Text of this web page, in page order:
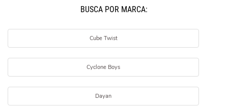
BUSCÁ POR MARCA:
Cube Twist
Cyclone Boys
Dayan